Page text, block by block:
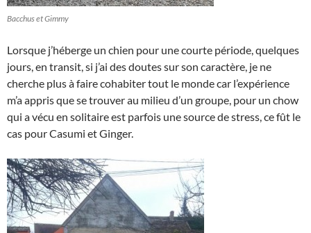
Bacchus et Gimmy
Lorsque j’héberge un chien pour une courte période, quelques
jours, en transit, si j’ai des doutes sur son caractère, je ne
cherche plus à faire cohabiter tout le monde car l’expérience
m’a appris que se trouver au milieu d’un groupe, pour un chow
qui a vécu en solitaire est parfois une source de stress, ce fût le
cas pour Casumi et Ginger.